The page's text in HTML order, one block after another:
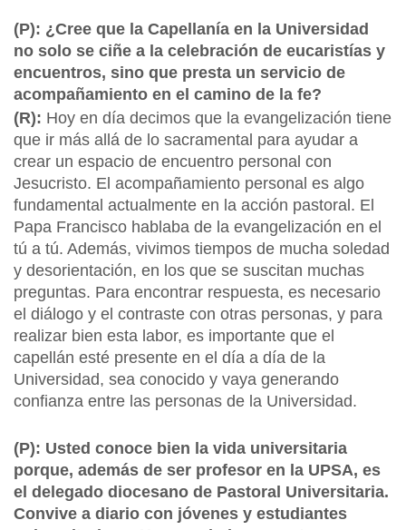
(P): ¿Cree que la Capellanía en la Universidad
no solo se ciñe a la celebración de eucaristías y
encuentros, sino que presta un servicio de
acompañamiento en el camino de la fe?
(R): Hoy en día decimos que la evangelización tiene
que ir más allá de lo sacramental para ayudar a
crear un espacio de encuentro personal con
Jesucristo. El acompañamiento personal es algo
fundamental actualmente en la acción pastoral. El
Papa Francisco hablaba de la evangelización en el
tú a tú. Además, vivimos tiempos de mucha soledad
y desorientación, en los que se suscitan muchas
preguntas. Para encontrar respuesta, es necesario
el diálogo y el contraste con otras personas, y para
realizar bien esta labor, es importante que el
capellán esté presente en el día a día de la
Universidad, sea conocido y vaya generando
confianza entre las personas de la Universidad.
(P): Usted conoce bien la vida universitaria
porque, además de ser profesor en la UPSA, es
el delegado diocesano de Pastoral Universitaria.
Convive a diario con jóvenes y estudiantes